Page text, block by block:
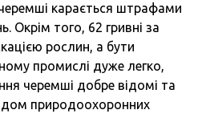
карається штрафами
Окрім того, 62 гривні за
рослин, а бути
промислі дуже легко,
черемші добре відомі та
природоохоронних